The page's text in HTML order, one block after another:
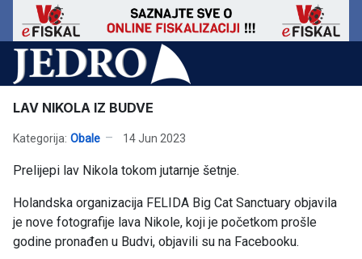
LAV NIKOLA IZ BUDVE
Kategorija: Obale 14 Jun 2023
Prelijepi lav Nikola tokom jutarnje šetnje.
Holandska organizacija FELIDA Big Cat Sanctuary objavila
je nove fotografije lava Nikole, koji je početkom prošle
godine pronađen u Budvi, objavili su na Facebooku.